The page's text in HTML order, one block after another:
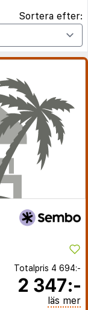
Sortera efter:
Totalpris 4 694:-
2 347:-
läs mer